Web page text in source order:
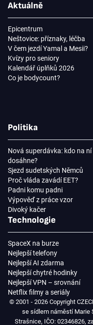
Aktuálně
Epicentrum
Neštovice: příznaky, léčba
V čem jezdí Yamal a Mesii?
Kvízy pro seniory
Kalendář úplňků 2026
Co je bodycount?
Politika
Nová superdávka: kdo na ní
dosáhne?
Sjezd sudetských Němců
Proč vláda zavádí EET?
Padni komu padni
Výpověď z práce vzor
Divoký kačer
Technologie
SpaceX na burze
Nejlepší telefony
Nejlepší AI zdarma
Nejlepší chytré hodinky
Nejlepší VPN – srovnání
Netflix filmy a seriály
© 2001 - 2026 Copyright
se sídlem náměstí Marie
Strašnice, IČO: 02346826,